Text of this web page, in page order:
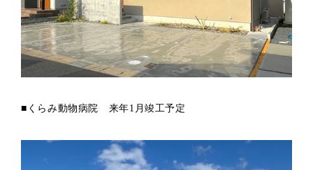
■くらみ動物病院 来年1月竣工予定